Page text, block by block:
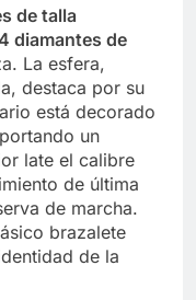
de talla
diamantes de
La esfera,
destaca por su
está decorado
un
late el calibre
de última
de marcha.
brazalete
de la